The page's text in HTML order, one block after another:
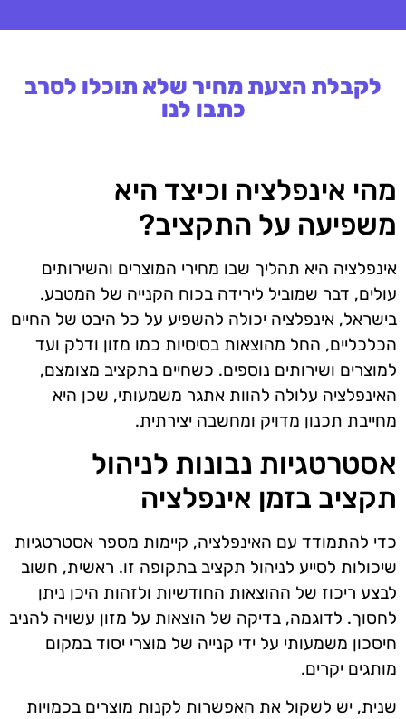
לקבלת הצעת מחיר שלא תוכלו לסרב
כתבו לנו
מהי אינפלציה וכיצד היא
משפיעה על התקציב?
אינפלציה היא תהליך שבו מחירי המוצרים והשירותים
עולים, דבר שמוביל לירידה בכוח הקנייה של המטבע.
בישראל, אינפלציה יכולה להשפיע על כל היבט של החיים
הכלכליים, החל מהוצאות בסיסיות כמו מזון ודלק ועד
למוצרים ושירותים נוספים. כשחיים בתקציב מצומצם,
האינפלציה עלולה להוות אתגר משמעותי, שכן היא
מחייבת תכנון מדויק ומחשבה יצירתית.
אסטרטגיות נבונות לניהול
תקציב בזמן אינפלציה
כדי להתמודד עם האינפלציה, קיימות מספר אסטרטגיות
שיכולות לסייע לניהול תקציב בתקופה זו. ראשית, חשוב
לבצע ריכוז של ההוצאות החודשיות ולזהות היכן ניתן
לחסוך. לדוגמה, בדיקה של הוצאות על מזון עשויה להניב
חיסכון משמעותי על ידי קנייה של מוצרי יסוד במקום
מותגים יקרים.
שנית, יש לשקול את האפשרות לקנות מוצרים בכמויות